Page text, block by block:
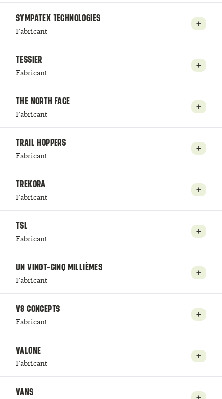
SYMPATEX TECHNOLOGIES
Fabricant
TESSIER
Fabricant
THE NORTH FACE
Fabricant
TRAIL HOPPERS
Fabricant
TREKORA
Fabricant
TSL
Fabricant
UN VINGT-CINQ MILLIÈMES
Fabricant
V8 CONCEPTS
Fabricant
VALONE
Fabricant
VANS